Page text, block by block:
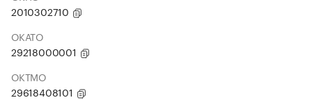
2010302710
ОКАТО
29218000001
ОКТМО
29618408101